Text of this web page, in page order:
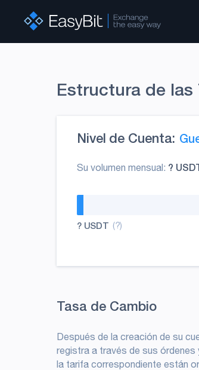
Estructura de las
Nivel de Cuenta:
Su volumen mensual: ?
? USDT (?)
Tasa de Cambio
Después de la creación de su
registra a través de sus órdenes
la tarifa correspondiente están